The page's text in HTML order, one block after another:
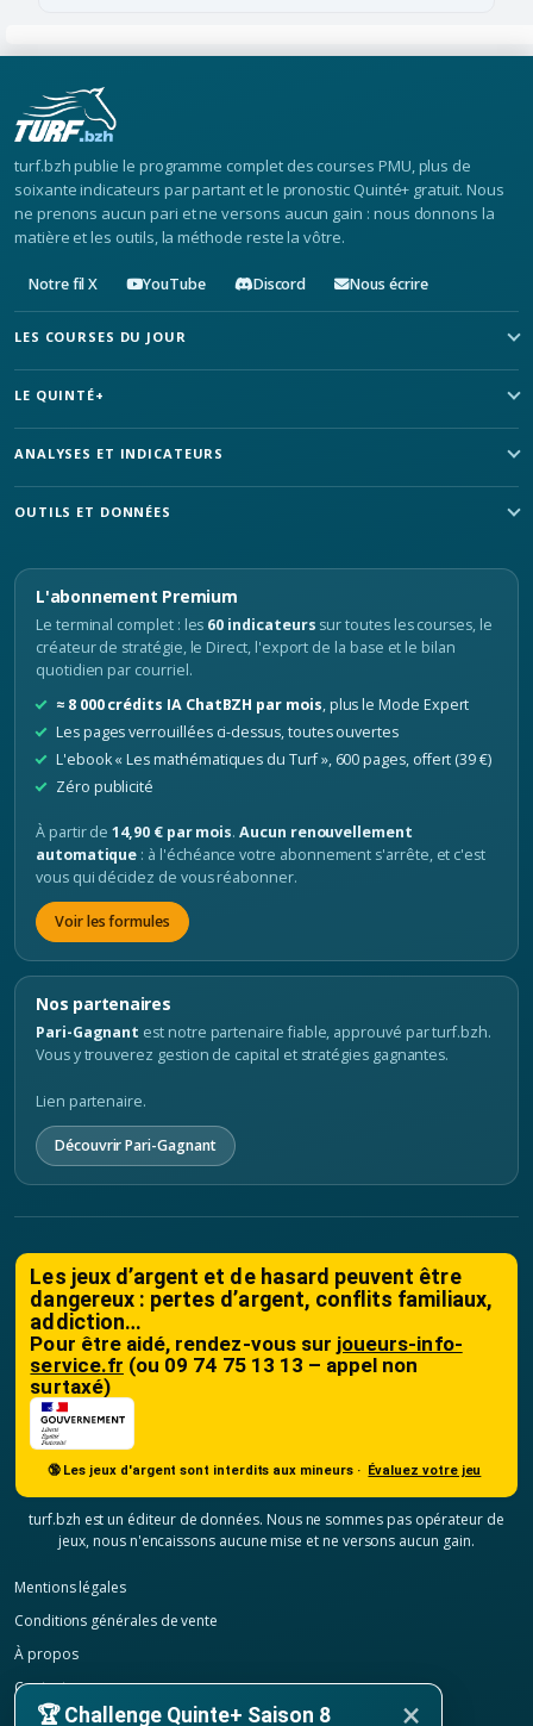
turf.bzh publie le programme complet des courses PMU, plus de
soixante indicateurs par partant et le pronostic Quinté+ gratuit. Nous
ne prenons aucun pari et ne versons aucun gain : nous donnons la
matière et les outils, la méthode reste la vôtre.
Notre fil X YouTube Discord Nous écrire
LES COURSES DU JOUR
LE QUINTÉ+
ANALYSES ET INDICATEURS
OUTILS ET DONNÉES
L'abonnement Premium
Le terminal complet : les 60 indicateurs sur toutes les courses, le
créateur de stratégie, le Direct, l'export de la base et le bilan
quotidien par courriel.
≈ 8 000 crédits IA ChatBZH par mois, plus le Mode Expert
Les pages verrouillées ci-dessus, toutes ouvertes
L'ebook « Les mathématiques du Turf », 600 pages, offert (39 €)
Zéro publicité
À partir de14,90 € par mois.Aucun renouvellement
automatique : à l'échéance votre abonnement s'arrête, et c'est
vous qui décidez de vous réabonner.
Voir les formules
Nos partenaires
Pari-Gagnant est notre partenaire fiable, approuvé par turf.bzh.
Vous y trouverez gestion de capital et stratégies gagnantes.
Lien partenaire.
Découvrir Pari-Gagnant
Les jeux d’argent et de hasard peuvent être
dangereux : pertes d’argent, conflits familiaux,
addiction…
Pour être aidé, rendez-vous sur joueurs-info-
service.fr (ou 09 74 75 13 13 – appel non
surtaxé)
🔞 Les jeux d'argent sont interdits aux mineurs · Évaluez votre jeu
turf.bzh est un éditeur de données. Nous ne sommes pas opérateur de
jeux, nous n'encaissons aucune mise et ne versons aucun gain.
Mentions légales
Conditions générales de vente
À propos
Contact
Confidentialité
🏆 Challenge Quinte+ Saison 8 ×